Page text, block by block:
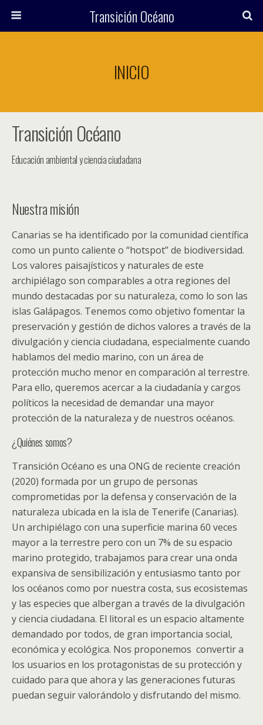
Transición Océano
INICIO
Transición Océano
Educación ambiental y ciencia ciudadana
Nuestra misión
Canarias se ha identificado por la comunidad científica
como un punto caliente o “hotspot” de biodiversidad.
Los valores paisajísticos y naturales de este
archipiélago son comparables a otra regiones del
mundo destacadas por su naturaleza, como lo son las
islas Galápagos. Tenemos como objetivo fomentar la
preservación y gestión de dichos valores a través de la
divulgación y ciencia ciudadana, especialmente cuando
hablamos del medio marino, con un área de
protección mucho menor en comparación al terrestre.
Para ello, queremos acercar a la ciudadanía y cargos
políticos la necesidad de demandar una mayor
protección de la naturaleza y de nuestros océanos.
¿Quiénes somos?
Transición Océano es una ONG de reciente creación
(2020) formada por un grupo de personas
comprometidas por la defensa y conservación de la
naturaleza ubicada en la isla de Tenerife (Canarias).
Un archipiélago con una superficie marina 60 veces
mayor a la terrestre pero con un 7% de su espacio
marino protegido, trabajamos para crear una onda
expansiva de sensibilización y entusiasmo tanto por
los océanos como por nuestra costa, sus ecosistemas
y las especies que albergan a través de la divulgación
y ciencia ciudadana. El litoral es un espacio altamente
demandado por todos, de gran importancia social,
económica y ecológica. Nos proponemos convertir a
los usuarios en los protagonistas de su protección y
cuidado para que ahora y las generaciones futuras
puedan seguir valorándolo y disfrutando del mismo.